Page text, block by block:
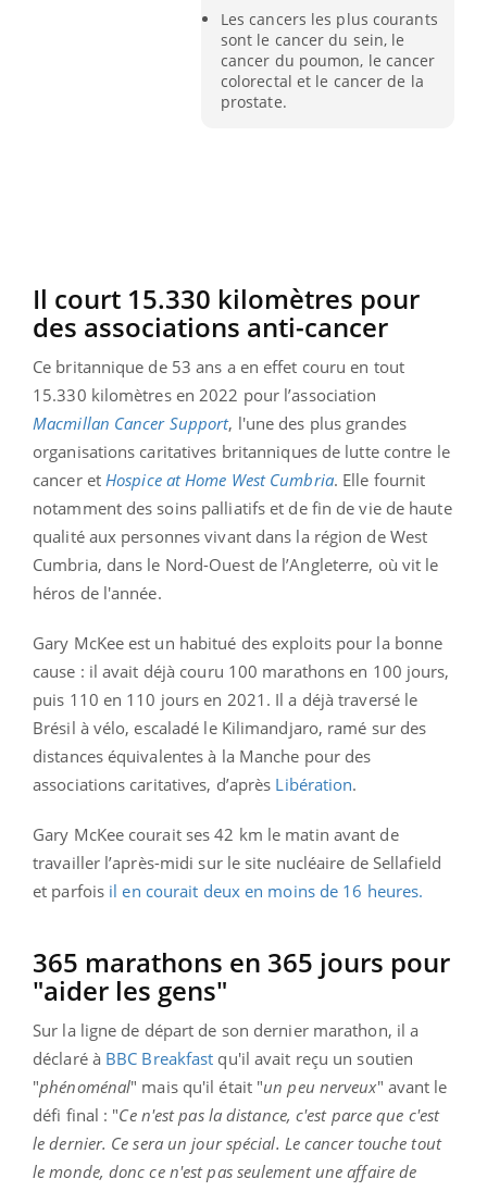
Les cancers les plus courants
sont le cancer du sein, le
cancer du poumon, le cancer
colorectal et le cancer de la
prostate.
Il court 15.330 kilomètres pour
des associations anti-cancer
Ce britannique de 53 ans a en effet couru en tout
15.330 kilomètres en 2022 pour l’association
Macmillan Cancer Support, l'une des plus grandes
organisations caritatives britanniques de lutte contre le
cancer et Hospice at Home West Cumbria. Elle fournit
notamment des soins palliatifs et de fin de vie de haute
qualité aux personnes vivant dans la région de West
Cumbria, dans le Nord-Ouest de l’Angleterre, où vit le
héros de l'année.
Gary McKee est un habitué des exploits pour la bonne
cause : il avait déjà couru 100 marathons en 100 jours,
puis 110 en 110 jours en 2021. Il a déjà traversé le
Brésil à vélo, escaladé le Kilimandjaro, ramé sur des
distances équivalentes à la Manche pour des
associations caritatives, d’après Libération.
Gary McKee courait ses 42 km le matin avant de
travailler l’après-midi sur le site nucléaire de Sellafield
et parfois il en courait deux en moins de 16 heures.
365 marathons en 365 jours pour
"aider les gens"
Sur la ligne de départ de son dernier marathon, il a
déclaré à BBC Breakfast qu'il avait reçu un soutien
"phénoménal" mais qu'il était "un peu nerveux" avant le
défi final : "Ce n'est pas la distance, c'est parce que c'est
le dernier. Ce sera un jour spécial. Le cancer touche tout
le monde, donc ce n'est pas seulement une affaire de